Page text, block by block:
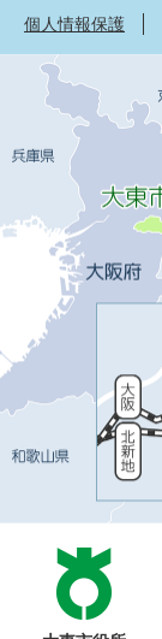
個人情報保護